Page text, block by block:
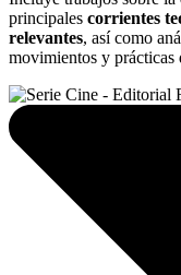
principales corrientes
relevantes, así como
movimientos y prácticas